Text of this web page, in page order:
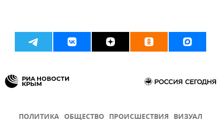
ПОЛИТИКА ОБЩЕСТВО ПРОИСШЕСТВИЯ ВИЗУАЛ